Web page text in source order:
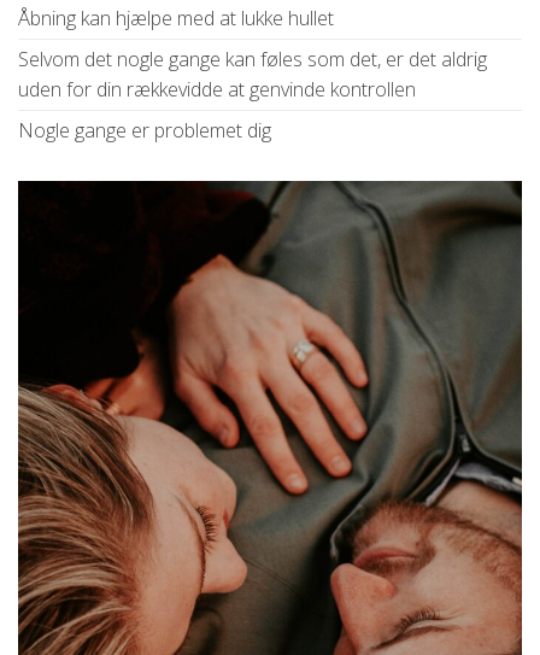
Åbning kan hjælpe med at lukke hullet
Selvom det nogle gange kan føles som det, er det aldrig
uden for din rækkevidde at genvinde kontrollen
Nogle gange er problemet dig